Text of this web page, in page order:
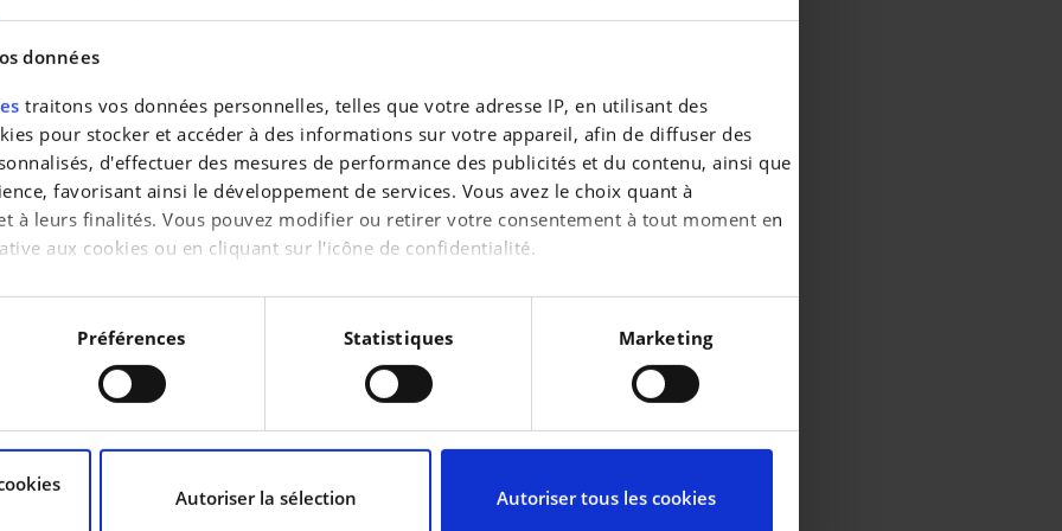
données
traitons vos données personnelles, telles que votre adresse IP, en utilisant des
pour stocker et accéder à des informations sur votre appareil, afin de diffuser des
d'effectuer des mesures de performance des publicités et du contenu, ainsi que
favorisant ainsi le développement de services. Vous avez le choix quant à
à leurs finalités. Vous pouvez modifier ou retirer votre consentement à tout moment en
aux cookies ou en cliquant sur l'icône de confidentialité.
également :
sur votre localisation géographique qui peuvent être précises à plusieurs mètres
en l'analysant activement pour en relever les caractéristiques spécifiques (empreintes
de vos données personnelles et définir vos préférences, reportez-vous à la
modifier ou retirer votre consentement à tout moment à partir de la déclaration sur
Préférences Statistiques Marketing
Autoriser la sélection Autoriser tous les cookies